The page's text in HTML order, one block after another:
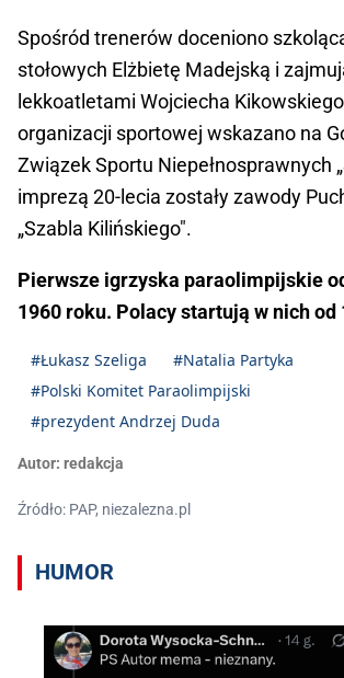
Spośród trenerów doceniono
stołowych Elżbietę Madejską i
lekkoatletami Wojciecha
organizacji sportowej wskazano na
Związek Sportu Niepełnosprawnych
imprezą 20-lecia zostały zawody
„Szabla Kilińskiego".
Pierwsze igrzyska paraolimpijskie
1960 roku. Polacy startują w nich od
#Łukasz Szeliga
#Natalia Partyka
#Polski Komitet Paraolimpijski
#prezydent Andrzej Duda
Autor: redakcja
Źródło: PAP, niezalezna.pl
HUMOR